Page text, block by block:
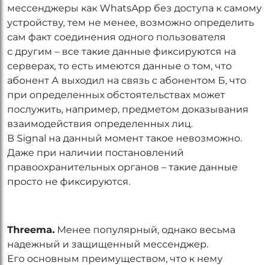
мессенджеры как WhatsApp без доступа к самому
устройству, тем не менее, возможно определить
сам факт соединения одного пользователя
с другим – все такие данные фиксируются на
серверах, то есть имеются данные о том, что
абонент А выходил на связь с абонентом Б, что
при определенных обстоятельствах может
послужить, например, предметом доказывания
взаимодействия определенных лиц.
В Signal на данный момент такое невозможно.
Даже при наличии постановлений
правоохранительных органов – такие данные
просто не фиксируются.
Threema. Менее популярный, однако весьма
надежный и защищенный мессенджер.
Его основным преимуществом, что к нему